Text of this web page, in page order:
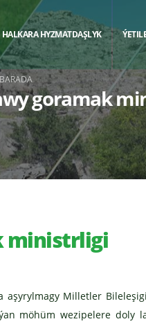
HALKARA HYZMATDAŞLYK
goramak
ministrligi
aşyrylmagy Milletler
möhüm wezipelere doly